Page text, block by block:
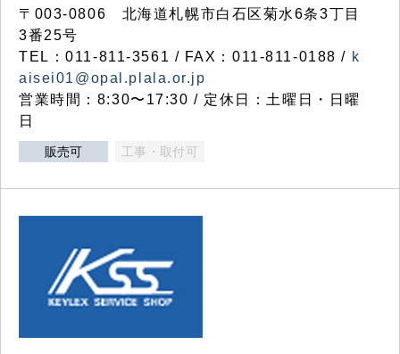
〒003-0806 北海道札幌市白石区菊水6条3丁目
3番25号
TEL：011-811-3561 / FAX：011-811-0188 / k
aisei01@opal.plala.or.jp
営業時間：8:30〜17:30 / 定休日：土曜日・日曜
日
販売可 工事・取付可